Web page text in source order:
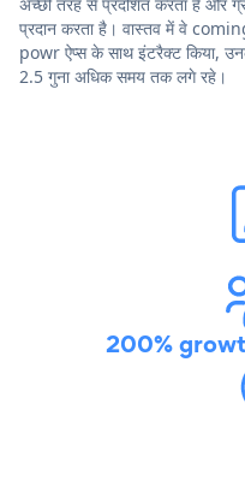
प्रदान करता है। वास्तव में वे
powr ऐप्स के साथ इंटरैक्ट किया,
2.5 गुना अधिक समय तक लगे रहे।
200%